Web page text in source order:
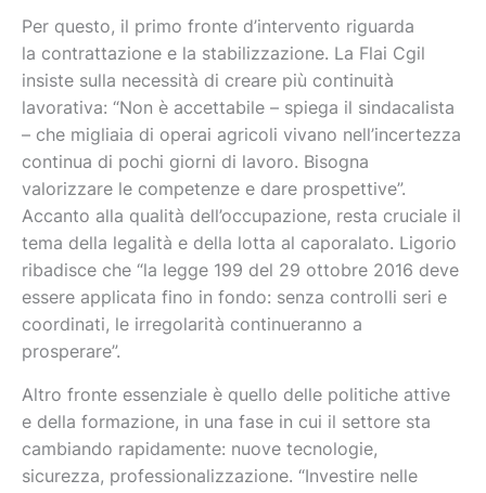
Per questo, il primo fronte d’intervento riguarda
la contrattazione e la stabilizzazione. La Flai Cgil
insiste sulla necessità di creare più continuità
lavorativa: “Non è accettabile – spiega il sindacalista
– che migliaia di operai agricoli vivano nell’incertezza
continua di pochi giorni di lavoro. Bisogna
valorizzare le competenze e dare prospettive”.
Accanto alla qualità dell’occupazione, resta cruciale il
tema della legalità e della lotta al caporalato. Ligorio
ribadisce che “la legge 199 del 29 ottobre 2016 deve
essere applicata fino in fondo: senza controlli seri e
coordinati, le irregolarità continueranno a
prosperare”.
Altro fronte essenziale è quello delle politiche attive
e della formazione, in una fase in cui il settore sta
cambiando rapidamente: nuove tecnologie,
sicurezza, professionalizzazione. “Investire nelle